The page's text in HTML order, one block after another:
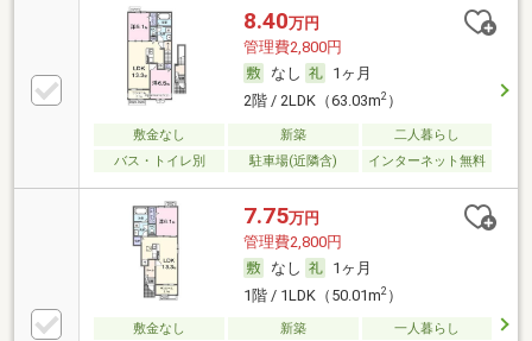
8.40万円
管理費2,800円
なし
1ヶ月
2階 / 2LDK（63.03m2）
敷金なし 新築
二人暮らし
バス・トイレ別
駐車場(近隣含) インターネット無料
7.75万円
管理費2,800円
なし
1ヶ月
1階 / 1LDK（50.01m2）
敷金なし 新築
一人暮らし